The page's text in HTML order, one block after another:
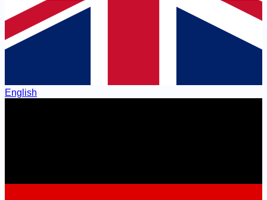
English